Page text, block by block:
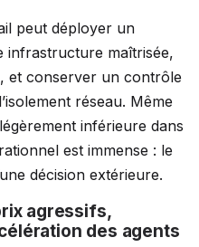
peut déployer un
infrastructure maîtrisée,
et conserver un contrôle
réseau. Même
inférieure dans
est immense : le
décision extérieure.
agressifs,
des agents